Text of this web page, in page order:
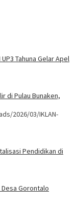
Tahuna Gelar Apel
di Pulau Bunaken,
2026/03/IKLAN-
Pendidikan di
Desa Gorontalo